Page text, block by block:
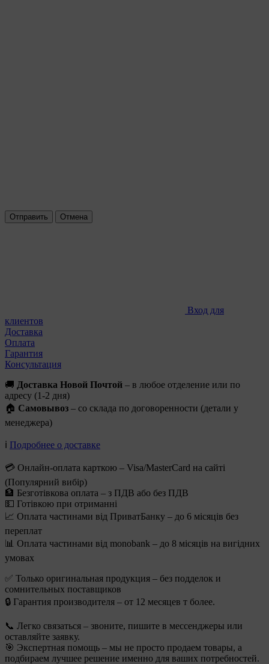
Отправить Отмена
Вход для
клиентов
Доставка
Оплата
Гарантия
Консультация
🚚 Доставка Новой Почтой – в любое отделение или по
адресу (1-2 дня)
🏠 Самовывоз – со склада по договоренности (детали у
менеджера)
ℹ️ Подробнее о доставке
💳 Онлайн-оплата карткою – Visa/MasterCard на сайті
(Популярний вибір)
🏦 Безготівкова оплата – з ПДВ або без ПДВ
💵 Готівкою при отриманні
📈 Оплата частинами від ПриватБанку – до 6 місяців без
переплат
📊 Оплата частинами від monobank – до 8 місяців на вигідних
умовах
✅ Только оригинальная продукция – без подделок и
сомнительных поставщиков
🔒 Гарантия производителя – от 12 месяцев т более.
📞 Легко связаться – звоните, пишите в мессенджеры или
оставляйте заявку.
🎯 Экспертная помощь – мы не просто продаем товары, а
подбираем лучшее решение именно для ваших потребностей.